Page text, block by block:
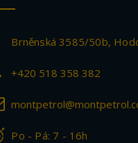
Brněnská 3585/50b,
+420 518 358 382
Po - Pá: 7 - 16h